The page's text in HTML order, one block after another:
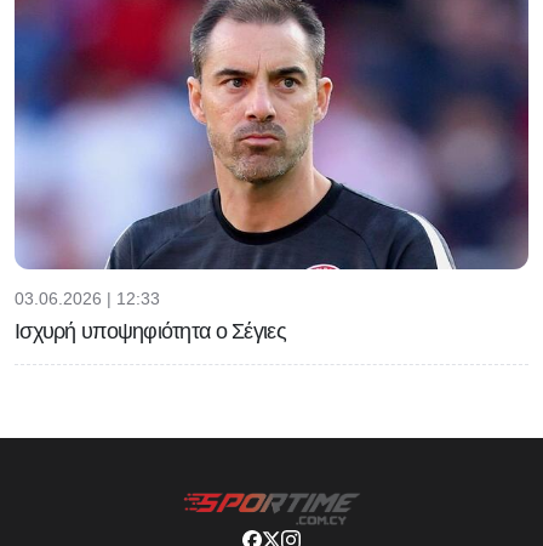
03.06.2026 | 12:33
Ισχυρή υποψηφιότητα ο Σέγιες